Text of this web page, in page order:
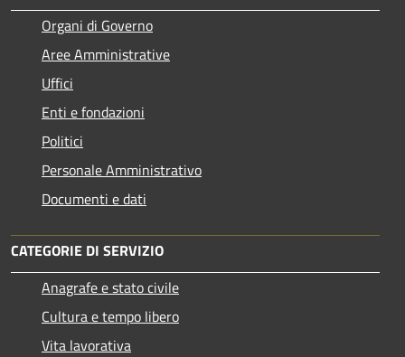
Organi di Governo
Aree Amministrative
Uffici
Enti e fondazioni
Politici
Personale Amministrativo
Documenti e dati
CATEGORIE DI SERVIZIO
Anagrafe e stato civile
Cultura e tempo libero
Vita lavorativa